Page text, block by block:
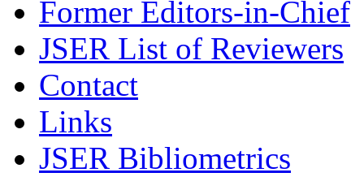
Former Editors-in-Chief
JSER List of Reviewers
Contact
Links
JSER Bibliometrics